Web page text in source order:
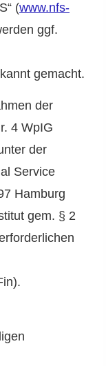
(www.nfs-
ggf.
gemacht.
der
4 WpIG
der
Service
Hamburg
gem. § 2